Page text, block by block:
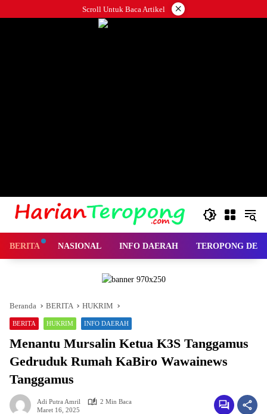
ke
Scroll Untuk Baca Artikel ×
BERITA NASIONAL INFO DAERAH TEROPONG
Beranda BERITA HUKRIM
BERITA HUKRIM INFO DAERAH
Menantu Mursalin Ketua K3S Tanggamus
Gedruduk Rumah KaBiro Wawainews
Tanggamus
Adi Putra Amril
2 Min Baca
Maret 16, 2025